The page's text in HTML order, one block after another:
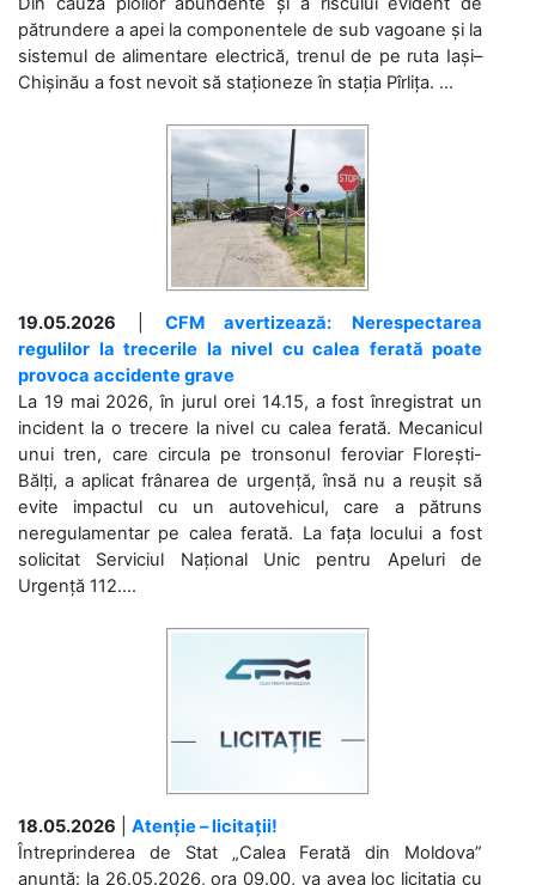
pătrundere a apei la componentele de sub vagoane și la
sistemul de alimentare electrică, trenul de pe ruta Iași–
Chișinău a fost nevoit să staționeze în stația Pîrlița. ...
19.05.2026
CFM avertizează: Nerespectarea
regulilor la trecerile la nivel cu calea ferată poate
provoca accidente grave
La 19 mai 2026, în jurul orei 14.15, a fost înregistrat un
incident la o trecere la nivel cu calea ferată. Mecanicul
unui tren, care circula pe tronsonul feroviar Florești-
Bălți, a aplicat frânarea de urgență, însă nu a reușit să
evite impactul cu un autovehicul, care a pătruns
neregulamentar pe calea ferată. La fața locului a fost
solicitat Serviciul Național Unic pentru Apeluri de
Urgență 112....
18.05.2026
Atenție – licitații!
Întreprinderea de Stat „Calea Ferată din Moldova”
anunță: la 26.05.2026, ora 09.00, va avea loc licitaţia cu